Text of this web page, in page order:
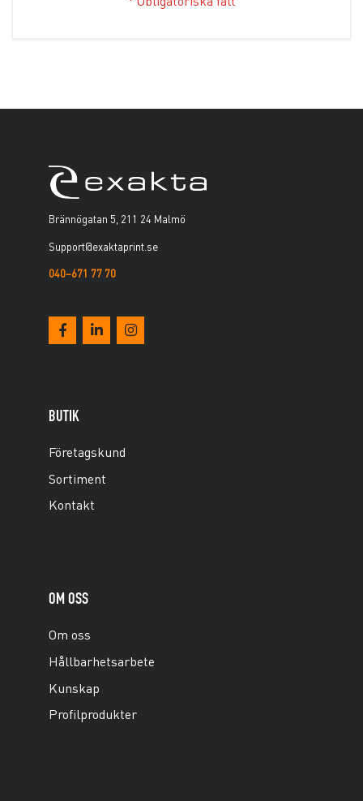
Brännögatan 5, 211 24 Malmö
Support@exaktaprint.se
040–671 77 70
BUTIK
Företagskund
Sortiment
Kontakt
OM OSS
Om oss
Hållbarhetsarbete
Kunskap
Profilprodukter